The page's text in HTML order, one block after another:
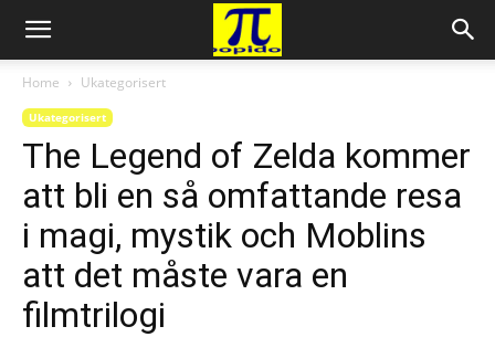
Home Ukategorisert
Ukategorisert
The Legend of Zelda kommer
att bli en så omfattande resa
i magi, mystik och Moblins
att det måste vara en
filmtrilogi